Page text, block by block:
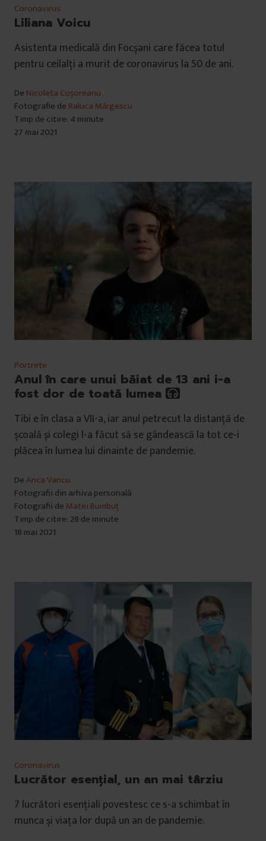
Coronavirus
Liliana Voicu
Asistenta medicală din Focșani care făcea totul
pentru ceilalți a murit de coronavirus la 50 de ani.
De Nicoleta Coșoreanu
Fotografie de Raluca Mărgescu
Timp de citire: 4 minute
27 mai 2021
Portrete
Anul în care unui băiat de 13 ani i-a
fost dor de toată lumea
Tibi e în clasa a VII-a, iar anul petrecut la distanță de
școală și colegi l-a făcut să se gândească la tot ce-i
plăcea în lumea lui dinainte de pandemie.
DeAnca Vancu
Fotografii din arhiva personală
Fotografii de Matei Bumbuț
Timp de citire: 28 de minute
18 mai 2021
Coronavirus
Lucrător esențial, un an mai târziu
7 lucrători esențiali povestesc ce s-a schimbat în
munca și viața lor după un an de pandemie.